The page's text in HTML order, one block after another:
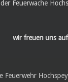
Feuerwache
wir freuen uns
Feuerwehr